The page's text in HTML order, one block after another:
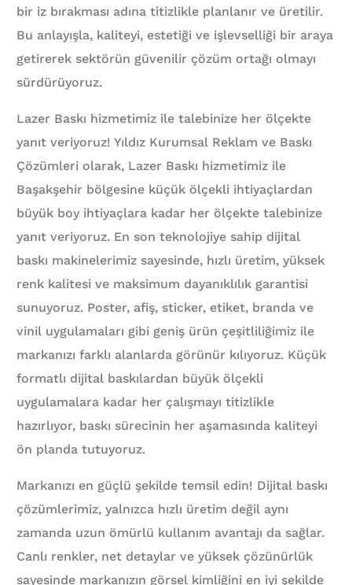
bir iz bırakması adına titizlikle planlanır ve üretilir.
Bu anlayışla, kaliteyi, estetiği ve işlevselliği bir araya
getirerek sektörün güvenilir çözüm ortağı olmayı
sürdürüyoruz.
Lazer Baskı hizmetimiz ile talebinize her ölçekte
yanıt veriyoruz! Yıldız Kurumsal Reklam ve Baskı
Çözümleri olarak, Lazer Baskı hizmetimiz ile
Başakşehir bölgesine küçük ölçekli ihtiyaçlardan
büyük boy ihtiyaçlara kadar her ölçekte talebinize
yanıt veriyoruz. En son teknolojiye sahip dijital
baskı makinelerimiz sayesinde, hızlı üretim, yüksek
renk kalitesi ve maksimum dayanıklılık garantisi
sunuyoruz. Poster, afiş, sticker, etiket, branda ve
vinil uygulamaları gibi geniş ürün çeşitliliğimiz ile
markanızı farklı alanlarda görünür kılıyoruz. Küçük
formatlı dijital baskılardan büyük ölçekli
uygulamalara kadar her çalışmayı titizlikle
hazırlıyor, baskı sürecinin her aşamasında kaliteyi
ön planda tutuyoruz.
Markanızı en güçlü şekilde temsil edin! Dijital baskı
çözümlerimiz, yalnızca hızlı üretim değil aynı
zamanda uzun ömürlü kullanım avantajı da sağlar.
Canlı renkler, net detaylar ve yüksek çözünürlük
sayesinde markanızın görsel kimliğini en iyi şekilde